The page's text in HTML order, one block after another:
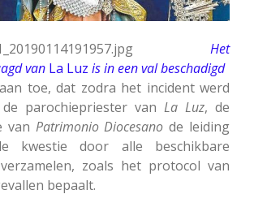
Het
van La Luz is in een val beschadigd
toe, dat zodra het incident werd
parochiepriester van La Luz, de
van Patrimonio Diocesano de leiding
kwestie door alle beschikbare
zoals het protocol van
bepaalt.